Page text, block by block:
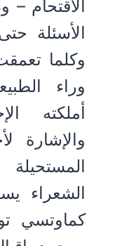
الاقتحام
الأسئلة
وكلما
وراء
أملكته
والإشارة
الشعراء
كماوتسي